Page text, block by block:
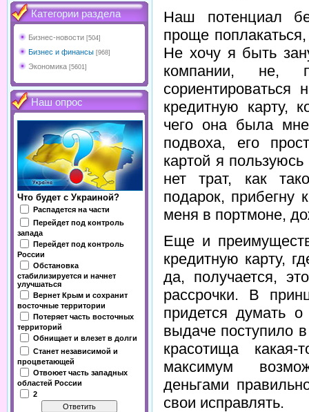
Категории раздела
Бизнес-новости [504]
Бизнес и финансы [968]
Экономика [5601]
Наш опрос
Что будет с Украиной?
Распадется на части
Перейдет под контроль
запада
Перейдет под контроль
России
Обстановка
стабилизируется и начнет
улучшаться
Вернет Крым и сохранит
восточные территории
Потеряет часть восточных
территорий
Обнищает и влезет в долги
Станет независимой и
процветающей
Отвоюет часть западных
областей России
2
Наш потенциал
проще
Не хочу я быть
компании,
кредитную карту,
чего она была
подвоха, его
картой я
нет трат, как
подарок, прибегну
меня в портмоне,
Еще и
кредитную карту,
да, получается,
рассрочки. В
придется думать
выдаче поступило
красотища
максимум
деньгами
свои исправлять.